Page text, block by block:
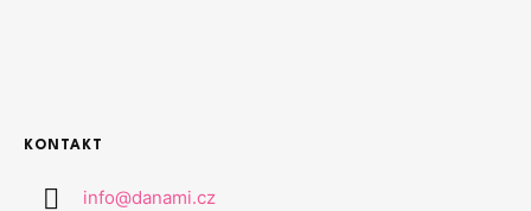
KONTAKT
info@danami.cz